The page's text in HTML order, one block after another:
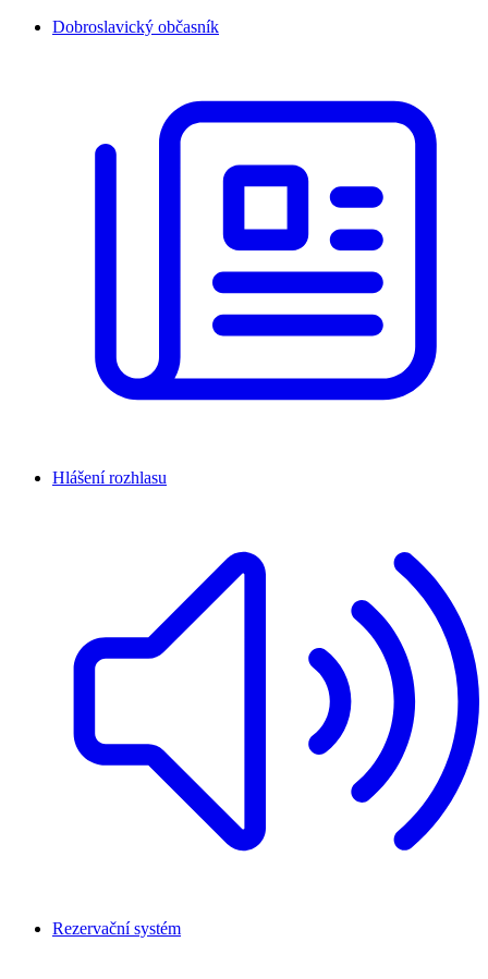
Dobroslavický občasník
Hlášení rozhlasu
Rezervační systém